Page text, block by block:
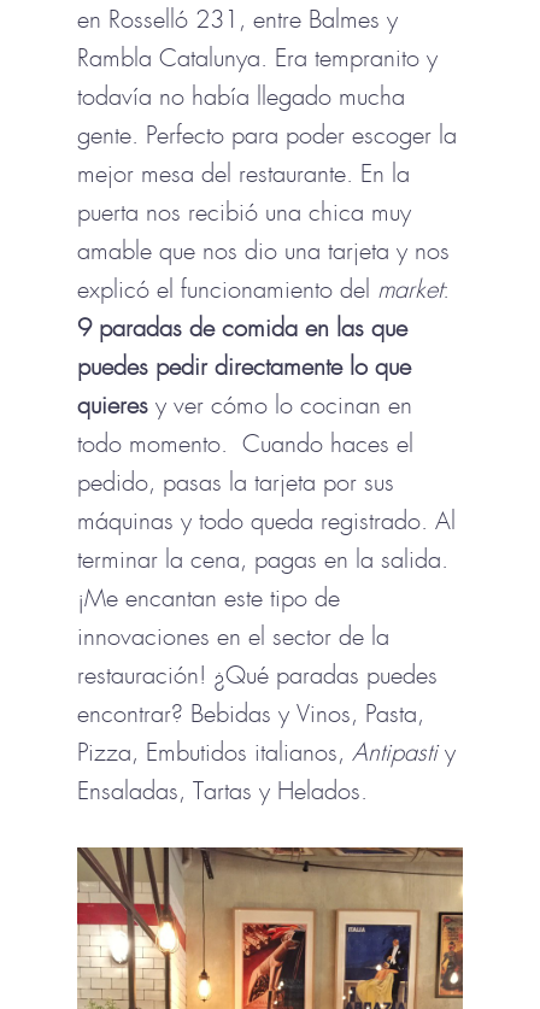
en Rosselló 231, entre Balmes y
Rambla Catalunya. Era tempranito y
todavía no había llegado mucha
gente. Perfecto para poder escoger la
mejor mesa del restaurante. En la
puerta nos recibió una chica muy
amable que nos dio una tarjeta y nos
explicó el funcionamiento del market:
9 paradas de comida en las que
puedes pedir directamente lo que
quieres y ver cómo lo cocinan en
todo momento. Cuando haces el
pedido, pasas la tarjeta por sus
máquinas y todo queda registrado. Al
terminar la cena, pagas en la salida.
¡Me encantan este tipo de
innovaciones en el sector de la
restauración! ¿Qué paradas puedes
encontrar? Bebidas y Vinos, Pasta,
Pizza, Embutidos italianos, Antipastiy
Ensaladas, Tartas y Helados.